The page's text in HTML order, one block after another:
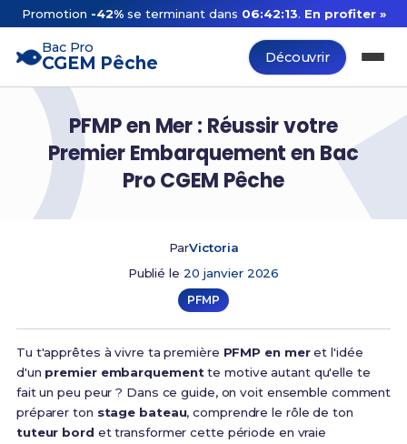
Promotion -42%se terminant dans 06:42:12. En profiter »
Bac Pro
CGEM Pêche Découvrir
PFMP en Mer : Réussir votre
Premier Embarquement en Bac
Pro CGEM Pêche
ParVictoria
Publié le 20 janvier 2026
PFMP
Tu t'apprêtes à vivre ta première PFMP en meret l'idée
d'un premier embarquement te motive autant qu'elle te
fait un peu peur ? Dans ce guide, on voit ensemble comment
préparer ton stage bateau, comprendre le rôle de ton
tuteur bord et transformer cette période en vraie